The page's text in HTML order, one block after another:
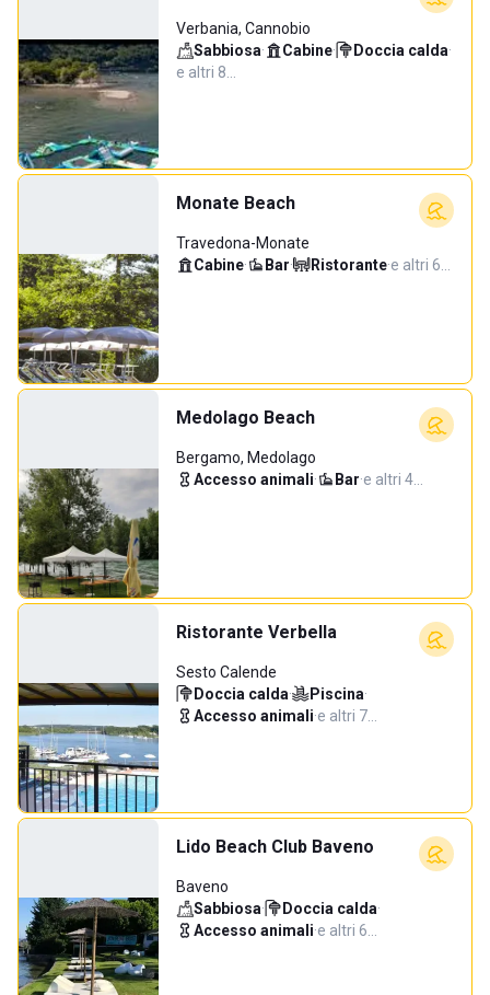
Verbania, Cannobio
Sabbiosa· Cabine· Doccia calda·
e altri 8…
Monate Beach
Travedona-Monate
Cabine· Bar· Ristorante·e altri 6…
Medolago Beach
Bergamo, Medolago
Accesso animali· Bar·e altri 4…
Ristorante Verbella
Sesto Calende
Doccia calda· Piscina·
Accesso animali·e altri 7…
Lido Beach Club Baveno
Baveno
Sabbiosa· Doccia calda·
Accesso animali·e altri 6…